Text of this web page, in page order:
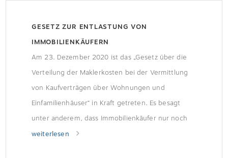
GESETZ ZUR ENTLASTUNG VON
IMMOBILIENKÄUFERN
Am 23. Dezember 2020 ist das „Gesetz über die
Verteilung der Maklerkosten bei der Vermittlung
von Kaufverträgen über Wohnungen und
Einfamilienhäuser“ in Kraft getreten. Es besagt
unter anderem, dass Immobilienkäufer nur noch
die Hälfte der Maklerkosten übernehmen müssen.
weiterlesen